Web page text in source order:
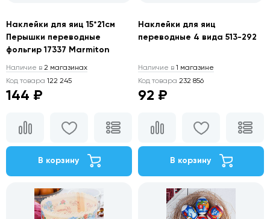
Наклейки для яиц 15*21см
Перышки переводные
фольгир 17337 Marmiton
Наличие в 2 магазинах
Код товара 122 245
144 ₽
В корзину
Наклейки для яиц
переводные 4 вида 513-292
Наличие в 1 магазине
Код товара 232 856
92 ₽
В корзину